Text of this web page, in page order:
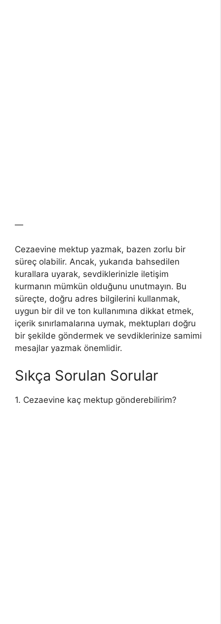
—
Cezaevine mektup yazmak, bazen zorlu bir
süreç olabilir. Ancak, yukarıda bahsedilen
kurallara uyarak, sevdiklerinizle iletişim
kurmanın mümkün olduğunu unutmayın. Bu
süreçte, doğru adres bilgilerini kullanmak,
uygun bir dil ve ton kullanımına dikkat etmek,
içerik sınırlamalarına uymak, mektupları doğru
bir şekilde göndermek ve sevdiklerinize samimi
mesajlar yazmak önemlidir.
Sıkça Sorulan Sorular
1. Cezaevine kaç mektup gönderebilirim?